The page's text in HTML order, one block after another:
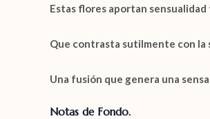
Estas flores aportan
Que contrasta sutilmente con la
Una fusión que genera una
Notas de Fondo.